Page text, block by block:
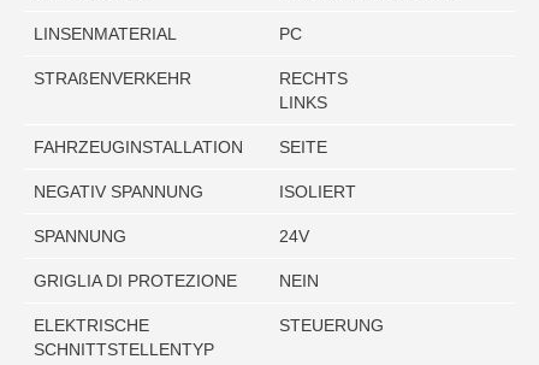
LINSENMATERIAL PC
STRAßENVERKEHR
RECHTS
LINKS
FAHRZEUGINSTALLATION SEITE
NEGATIV SPANNUNG ISOLIERT
SPANNUNG 24V
GRIGLIA DI PROTEZIONE NEIN
ELEKTRISCHE
SCHNITTSTELLENTYP
STEUERUNG